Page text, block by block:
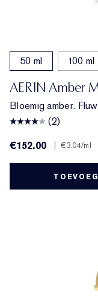
50 ml 100 ml
AERIN Amber
Bloemig amber.
(2)
€152.00
€3.04/ml